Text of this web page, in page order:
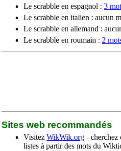
Le scrabble en espagnol : 3
Le scrabble en italien : aucun
Le scrabble en allemand :
Le scrabble en roumain : 2
Sites web recommandés
Visitez WikWik.org - cherchez
listes à partir des mots du